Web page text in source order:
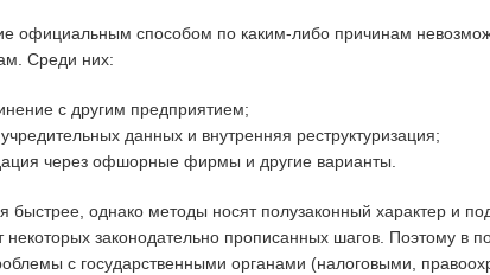
официальным способом по каким-либо причинам
Среди них:
с другим предприятием;
данных и внутренняя реструктуризация;
через офшорные фирмы и другие варианты.
быстрее, однако методы носят полузаконный характер и
некоторых законодательно прописанных шагов. Поэтому в
с государственными органами (налоговыми,